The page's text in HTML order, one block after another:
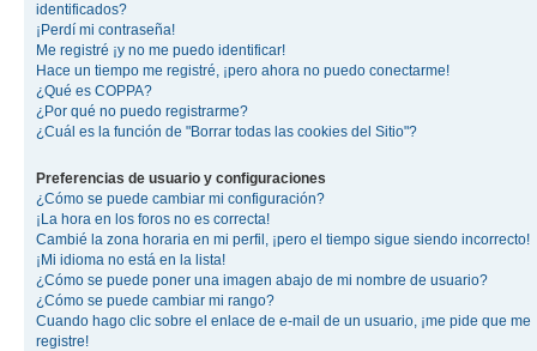
identificados?
¡Perdí mi contraseña!
Me registré ¡y no me puedo identificar!
Hace un tiempo me registré, ¡pero ahora no puedo conectarme!
¿Qué es COPPA?
¿Por qué no puedo registrarme?
¿Cuál es la función de "Borrar todas las cookies del Sitio"?
Preferencias de usuario y configuraciones
¿Cómo se puede cambiar mi configuración?
¡La hora en los foros no es correcta!
Cambié la zona horaria en mi perfil, ¡pero el tiempo sigue siendo incorrecto!
¡Mi idioma no está en la lista!
¿Cómo se puede poner una imagen abajo de mi nombre de usuario?
¿Cómo se puede cambiar mi rango?
Cuando hago clic sobre el enlace de e-mail de un usuario, ¡me pide que me
registre!